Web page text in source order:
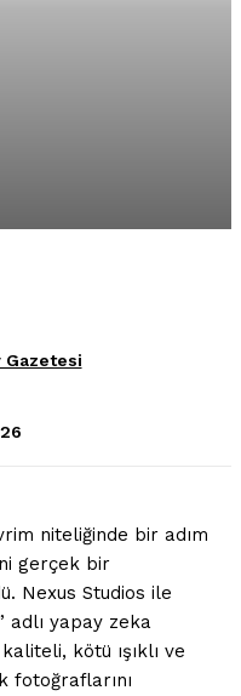
Gazetesi
niteliğinde bir adım
gerçek bir
Nexus Studios ile
yapay zeka
kötü ışıklı ve
fotoğraflarını